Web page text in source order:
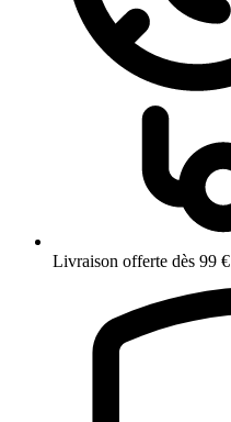
Livraison offerte dès 99 €